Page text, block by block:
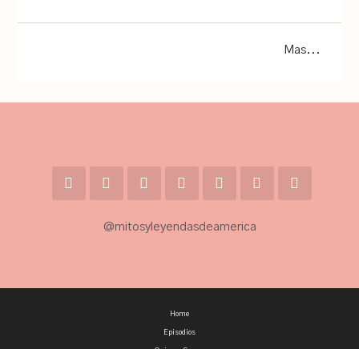
Mas...
@mitosyleyendasdeamerica
Home
Episodios